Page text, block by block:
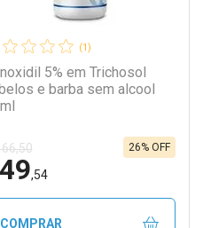
Ativar Desconto
Comprar sem Desconto
Comprar sem Desconto
(1)
5% em Trichosol
e barba sem alcool
49,54
26% OFF
COMPRAR